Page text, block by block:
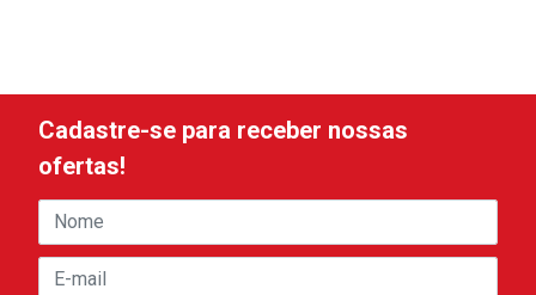
Cadastre-se para receber nossas
ofertas!